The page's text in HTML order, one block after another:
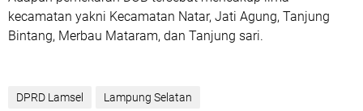
kecamatan yakni Kecamatan Natar, Jati Agung, Tanjung
Bintang, Merbau Mataram, dan Tanjung sari.
DPRD Lamsel Lampung Selatan